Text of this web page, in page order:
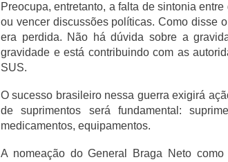
Preocupa, entretanto, a falta de sintonia
ou vencer discussões políticas. Como disse
era perdida. Não há dúvida sobre a
gravidade e está contribuindo com as
SUS.
O sucesso brasileiro nessa guerra exigirá
de suprimentos será fundamental:
medicamentos, equipamentos.
A nomeação do General Braga Neto